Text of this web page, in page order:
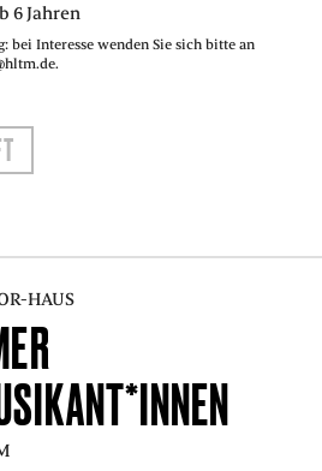
6 Jahren
bei Interesse wenden Sie sich bitte an
HAUS